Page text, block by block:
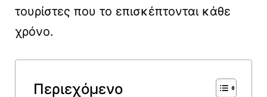
τουρίστες που το επισκέπτονται κάθε
χρόνο.
Περιεχόμενο